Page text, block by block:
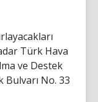
Türk Hava
ve Destek
No. 33